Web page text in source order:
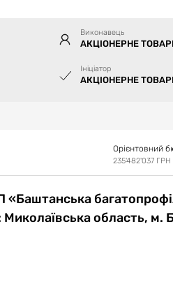
Виконавець
АКЦІОНЕРНЕ
Ініціатор
АКЦІОНЕРНЕ
Орієнтовний
235'482'037 ГРН
«Баштанська
Миколаївська область,